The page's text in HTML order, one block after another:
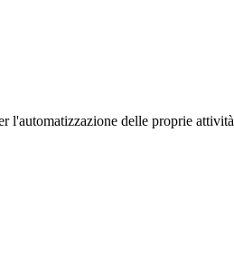
l'automatizzazione delle proprie attività